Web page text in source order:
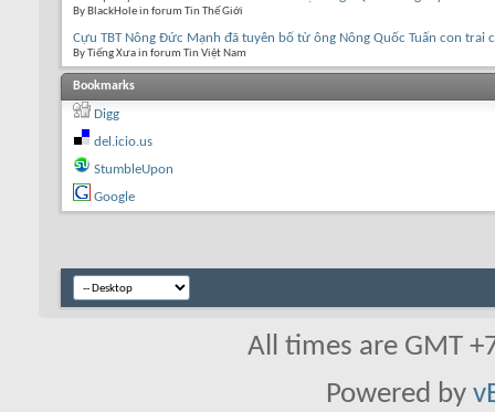
By BlackHole in forum Tin Thế Giới
Cựu TBT Nông Đức Mạnh đã tuyên bố từ ông Nông Quốc Tuấn con trai
By Tiếng Xưa in forum Tin Việt Nam
Bookmarks
Digg
del.icio.us
StumbleUpon
Google
All times are GMT
Powered by